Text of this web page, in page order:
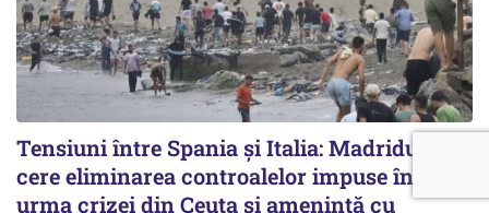
Tensiuni între Spania și Italia: Madridul
cere eliminarea controalelor impuse în
urma crizei din Ceuta și amenință cu